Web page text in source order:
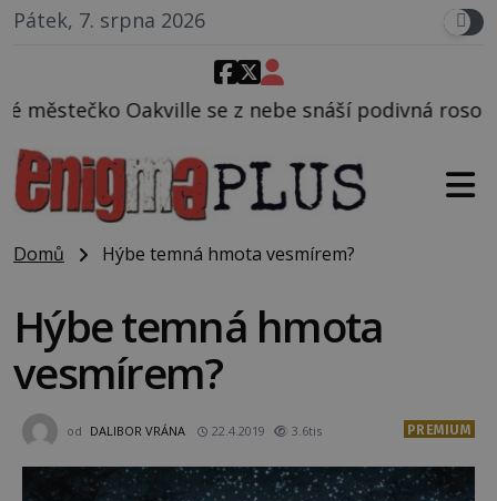
Pátek, 7. srpna 2026
z nebe snáší podivná rosolovitá látka neznámého
Domů Hýbe temná hmota vesmírem?
Hýbe temná hmota
vesmírem?
od DALIBOR VRÁNA 22.4.2019 3.6tis PREMIUM